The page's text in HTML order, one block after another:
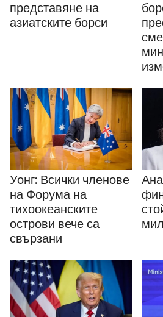
представяне на
азиатските борси
Уонг: Всички членове
на Форума на
тихоокеанските
острови вече са
свързани